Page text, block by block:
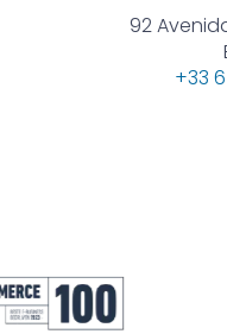
92
+33